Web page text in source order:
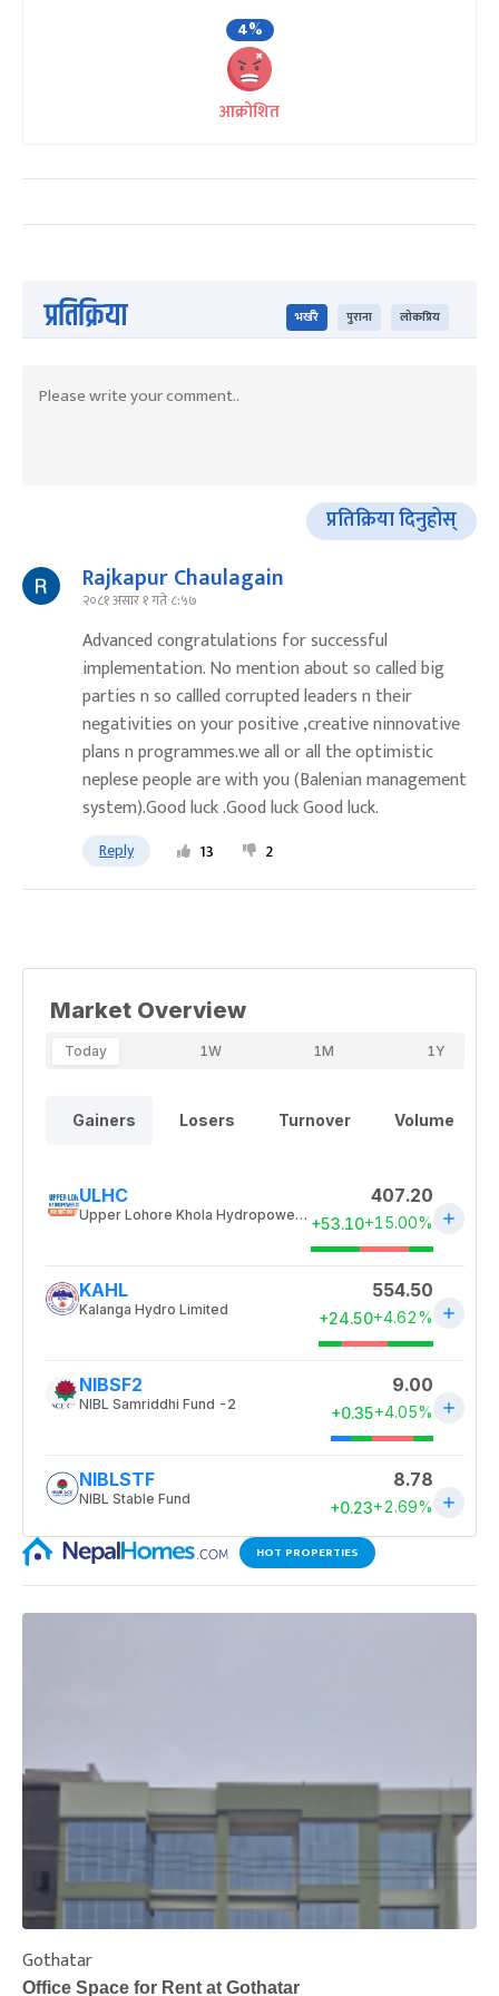
4%
आक्रोशित
प्रतिक्रिया भर्खरै पुराना लोकप्रिय
प्रतिक्रिया दिनुहोस्
Rajkapur Chaulagain
२०८१ असार १ गते ८:५७
Advanced congratulations for successful
implementation. No mention about so called big
parties n so callled corrupted leaders n their
negativities on your positive ,creative ninnovative
plans n programmes.we all or all the optimistic
neplese people are with you (Balenian management
system).Good luck .Good luck Good luck.
Reply 13 2
HOT PROPERTIES
Gothatar
Office Space for Rent at Gothatar